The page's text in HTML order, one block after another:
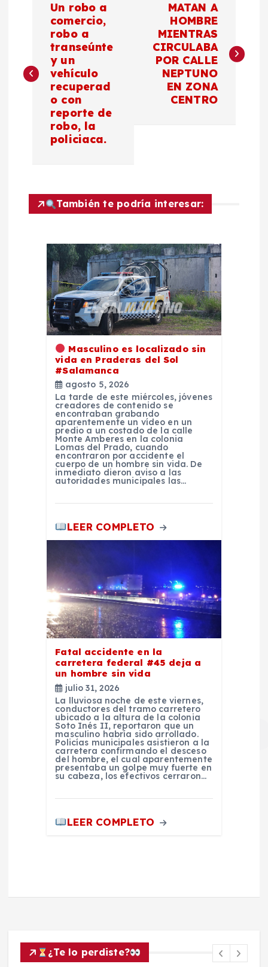
e
Un robo a
comercio,
robo a
transeúnte
y un
vehículo
recuperad
o con
reporte de
robo, la
policiaca.
MATAN A
HOMBRE
MIENTRAS
CIRCULABA
POR CALLE
NEPTUNO
EN ZONA
CENTRO
También te podría interesar:
Masculino es localizado sin
vida en Praderas del Sol
#Salamanca
agosto 5, 2026
La tarde de este miércoles, jóvenes
creadores de contenido se
encontraban grabando
aparentemente un vídeo en un
predio a un costado de la calle
Monte Amberes en la colonia
Lomas del Prado, cuando
encontraron por accidente el
cuerpo de un hombre sin vida. De
inmediato dieron aviso a las
autoridades municipales las…
LEER COMPLETO
Fatal accidente en la
carretera federal #45 deja a
un hombre sin vida
julio 31, 2026
La lluviosa noche de este viernes,
conductores del tramo carretero
ubicado a la altura de la colonia
Soto Inés II, reportaron que un
masculino habría sido arrollado.
Policías municipales asistieron a la
carretera confirmando el desceso
del hombre, el cual aparentemente
presentaba un golpe muy fuerte en
su cabeza, los efectivos cerraron…
LEER COMPLETO
¿Te lo perdiste?